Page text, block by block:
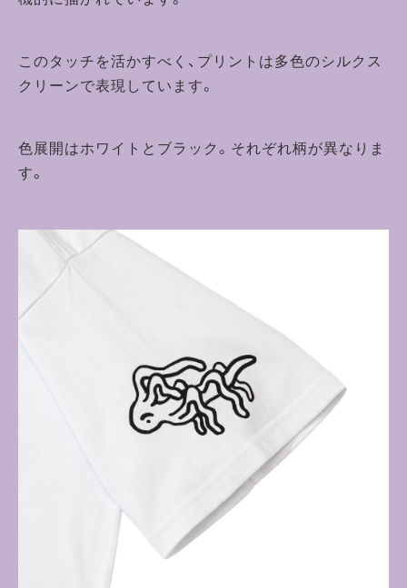
このタッチを活かすべく、プリントは多色のシルクス
クリーンで表現しています。
色展開はホワイトとブラック。それぞれ柄が異なりま
す。